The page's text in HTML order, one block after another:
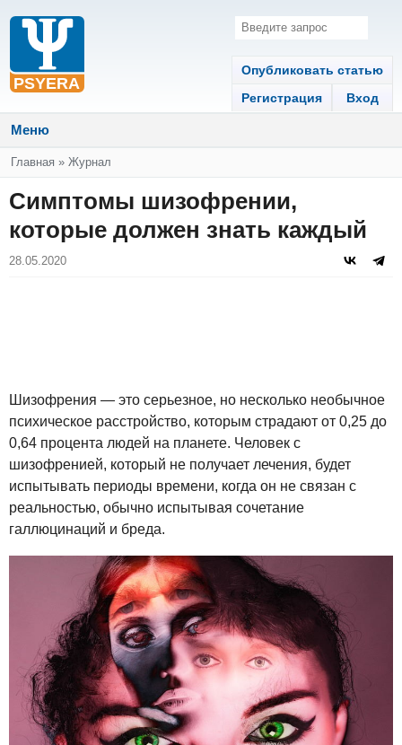
Опубликовать статью
Регистрация
Вход
Меню
Вы здесь
Главная » Журнал
Симптомы шизофрении,
которые должен знать каждый
28.05.2020
Шизофрения — это серьезное, но несколько необычное
психическое расстройство, которым страдают от 0,25 до
0,64 процента людей на планете. Человек с
шизофренией, который не получает лечения, будет
испытывать периоды времени, когда он не связан с
реальностью, обычно испытывая сочетание
галлюцинаций и бреда.